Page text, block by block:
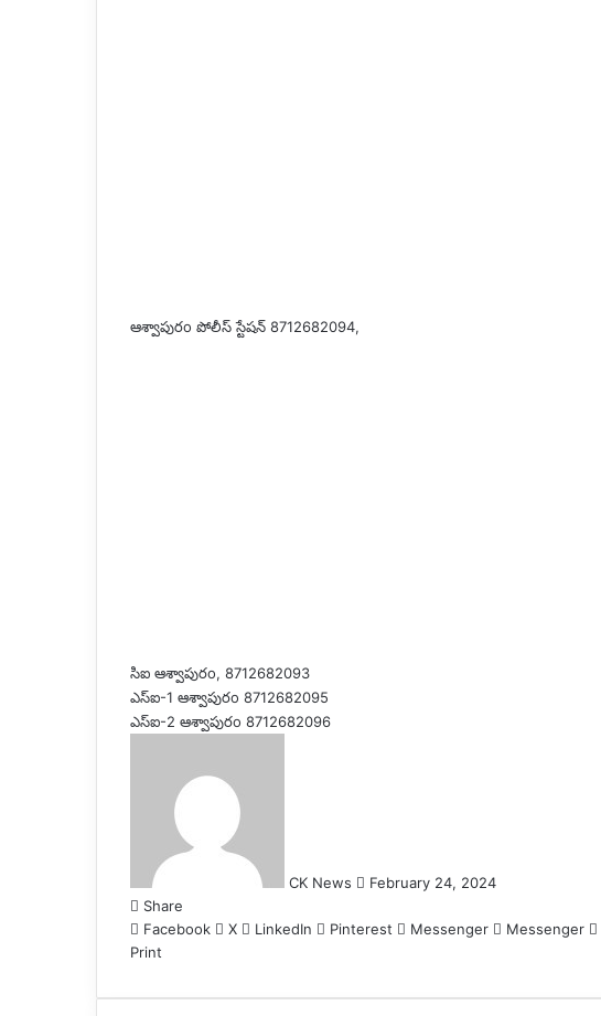
ఆశ్వాపురo పోలీస్ స్టేషన్ 8712682094,
సిఐ ఆశ్వాపురo, 8712682093
ఎస్ఐ-1 ఆశ్వాపురo 8712682095
ఎస్ఐ-2 ఆశ్వాపురo 8712682096
CK News
e
a
February 24, 2024
Share
Facebook
X LinkedIn Pinterest Messenger Messenger
Print